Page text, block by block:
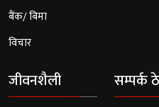
बैंक/ बिमा
विचार
जीवनशैली सम्पर्क